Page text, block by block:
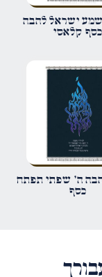
הבאה שאגיב.
ישראל להבה
כסף קלאסי
ה' שפתי תפתח
כסף